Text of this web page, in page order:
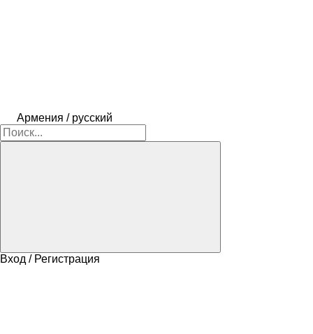
Армения / русский
Вход / Регистрация